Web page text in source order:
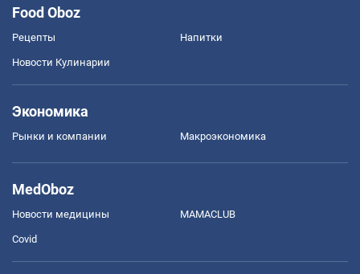
Food Oboz
Рецепты Напитки
Новости Кулинарии
Экономика
Рынки и компании Mакроэкономика
MedOboz
Новости медицины MAMACLUB
Covid